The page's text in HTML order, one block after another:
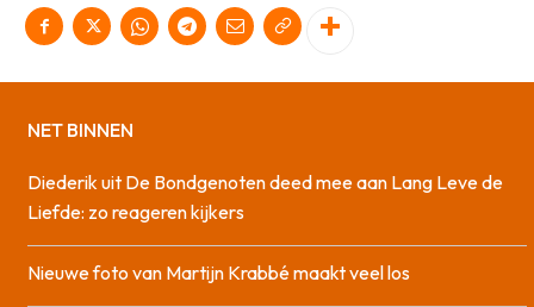
NET BINNEN
Diederik uit De Bondgenoten deed mee aan Lang Leve de
Liefde: zo reageren kijkers
Nieuwe foto van Martijn Krabbé maakt veel los